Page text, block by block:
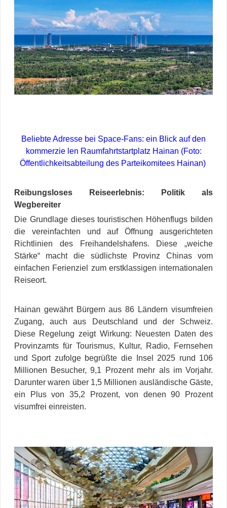
Beliebte Adresse bei Space-Fans: ein Blick auf den
kommerzie len Raumfahrtstartplatz Hainan (Foto:
Öffentlichkeitsabteilung des Parteikomitees Hainan)
Reibungsloses Reiseerlebnis: Politik als
Wegbereiter
Die Grundlage dieses touristischen Höhenflugs bilden
die vereinfachten und auf Öffnung ausgerichteten
Richtlinien des Freihandelshafens. Diese „weiche
Stärke“ macht die südlichste Provinz Chinas vom
einfachen Ferienziel zum erstklassigen internationalen
Reiseort.
Hainan gewährt Bürgern aus 86 Ländern visumfreien
Zugang, auch aus Deutschland und der Schweiz.
Diese Regelung zeigt Wirkung: Neuesten Daten des
Provinzamts für Tourismus, Kultur, Radio, Fernsehen
und Sport zufolge begrüßte die Insel 2025 rund 106
Millionen Besucher, 9,1 Prozent mehr als im Vorjahr.
Darunter waren über 1,5 Millionen ausländische Gäste,
ein Plus von 35,2 Prozent, von denen 90 Prozent
visumfrei einreisten.